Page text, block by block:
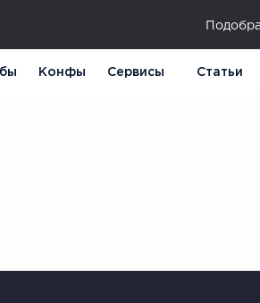
Конфы Сервисы Статьи